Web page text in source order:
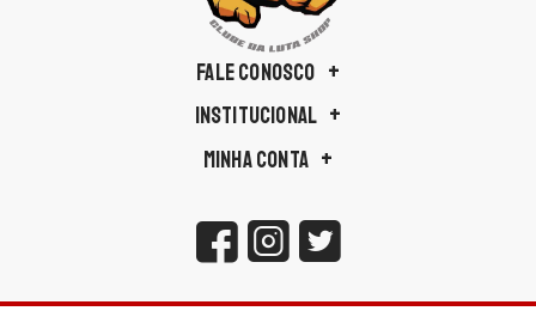
FALE CONOSCO
INSTITUCIONAL
MINHA CONTA